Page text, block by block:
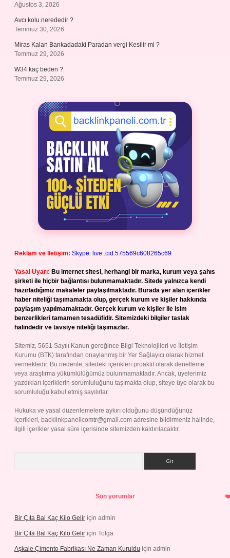
Ağustos 3, 2026
Avcı kolu nerededir ?
Temmuz 30, 2026
Miras Kalan Bankadadaki Paradan vergi Kesilir mi ?
Temmuz 29, 2026
W34 kaç beden ?
Temmuz 29, 2026
Reklam ve İletişim: Skype: live:.cid.575569c608265c69
Yasal Uyarı: Bu internet sitesi, herhangi bir marka, kurum veya şahıs
şirketi ile hiçbir bağlantısı bulunmamaktadır. Sitede yalnızca kendi
hazırladığımız makaleler paylaşılmaktadır. Burada yer alan içerikler
haber niteliği taşımamakta olup, gerçek kurum ve kişiler hakkında
paylaşım yapılmamaktadır. Gerçek kurum ve kişiler ile isim
benzerlikleri tamamen tesadüfidir. Sitemizdeki bilgiler taslak
halindedir ve tavsiye niteliği taşımazlar.
Sitemiz, 5651 Sayılı Kanun gereğince Bilgi Teknolojileri ve İletişim
Kurumu (BTK) tarafından onaylanmış bir Yer Sağlayıcı olarak hizmet
vermektedir. Bu nedenle, sitedeki içerikleri proaktif olarak denetleme
veya araştırma yükümlülüğümüz bulunmamaktadır. Ancak, üyelerimiz
yazdıkları içeriklerin sorumluluğunu taşımakta olup, siteye üye olarak bu
sorumluluğu kabul etmiş sayılırlar.
Hukuka ve yasal düzenlemelere aykırı olduğunu düşündüğünüz
içerikleri, backlinkpanelicomtr@gmail.com adresine bildirmeniz halinde,
ilgili içerikler yasal süre içerisinde sitemizden kaldırılacaktır.
Son yorumlar
Bir Çıta Bal Kaç Kilo Gelir için admin
Bir Çıta Bal Kaç Kilo Gelir için Tolga
Aşkale Çimento Fabrikası Ne Zaman Kuruldu için admin